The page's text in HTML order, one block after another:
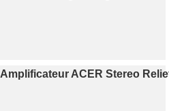
Amplificateur ACER Stereo